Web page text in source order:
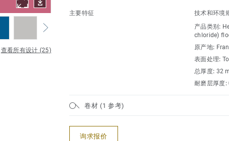
查看所有设计 (25)
主要特征
技术和环境
产品类别:
chloride)
原产地:
表面处理:
总厚度: 32
耐磨层厚度:
卷材 (1 参考)
询求报价